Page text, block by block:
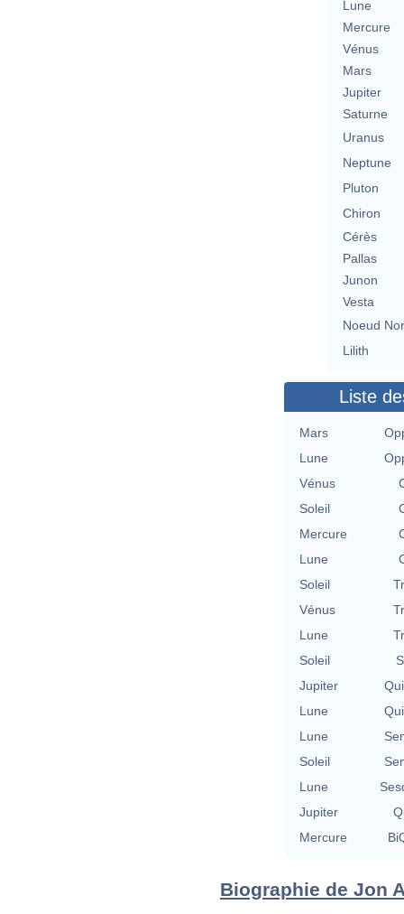
Lune
Mercure
Vénus
Mars
Jupiter
Saturne
Uranus
Neptune
Pluton
Chiron
Cérès
Pallas
Junon
Vesta
Noeud
Lilith
Liste
Mars
Lune
Vénus
Soleil
Mercure
Lune
Soleil
Vénus
Lune
Soleil
Jupiter
Lune
Lune
Soleil
Lune
Jupiter
Mercure
Biographie de Jon